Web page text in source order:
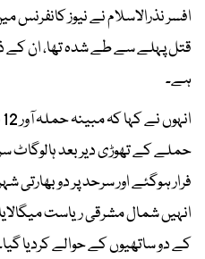
افسر نذرالاسلام نے نیوز کانفرنس
قتل پہلے سے طے شدہ تھا، ان کے
ہے۔
حملے کے تھوڑی دیر بعد
فرار ہوگئے اور سرحد پر دو بھارتی
انہیں شمال مشرقی ریاست
کے دو ساتھیوں کے حوالے کردیا